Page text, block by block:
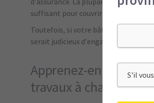
suffisant pour couvrir tout type de
Toutefois, si votre bâtiment
serait judicieux d’engager un
Apprenez-en
travaux à chaud